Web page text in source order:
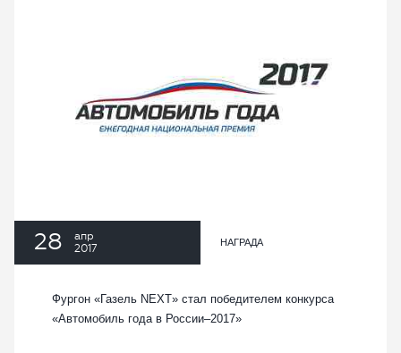
28
апр
2017
НАГРАДА
Фургон «Газель NEXT» стал победителем конкурса
«Автомобиль года в России–2017»